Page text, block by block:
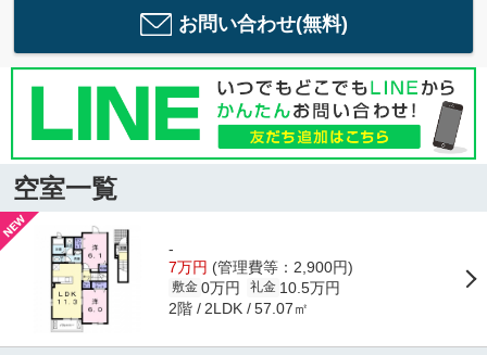
お問い合わせ(無料)
空室一覧
-
7万円 (管理費等：2,900円)
敷金 0万円 礼金 10.5万円
2階 2LDK 57.07㎡